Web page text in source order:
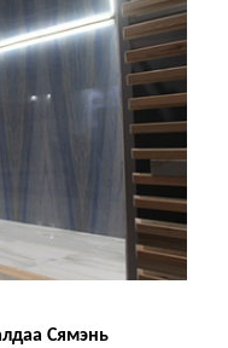
Сямэнь